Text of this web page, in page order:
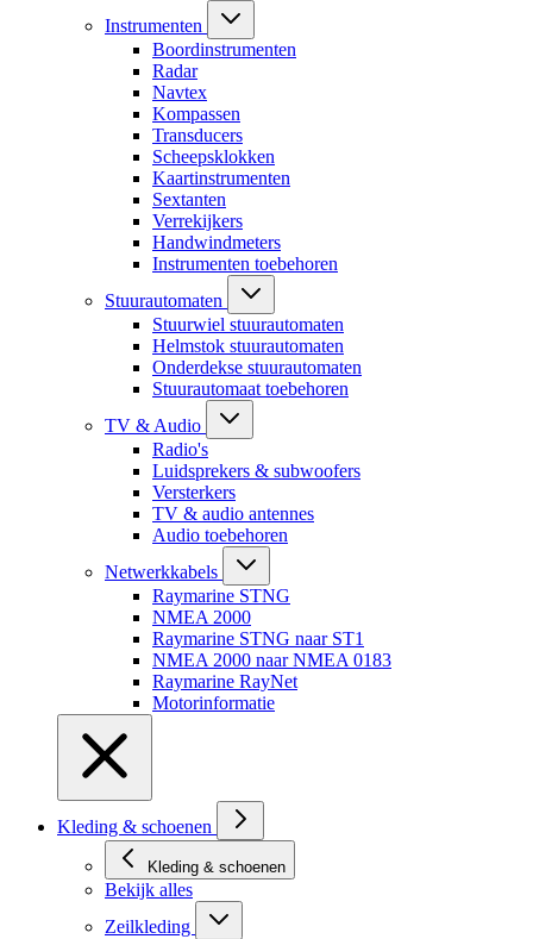
Instrumenten
Boordinstrumenten
Radar
Navtex
Kompassen
Transducers
Scheepsklokken
Kaartinstrumenten
Sextanten
Verrekijkers
Handwindmeters
Instrumenten toebehoren
Stuurautomaten
Stuurwiel stuurautomaten
Helmstok stuurautomaten
Onderdekse stuurautomaten
Stuurautomaat toebehoren
TV & Audio
Radio's
Luidsprekers & subwoofers
Versterkers
TV & audio antennes
Audio toebehoren
Netwerkkabels
Raymarine STNG
NMEA 2000
Raymarine STNG naar ST1
NMEA 2000 naar NMEA 0183
Raymarine RayNet
Motorinformatie
Kleding & schoenen
Kleding & schoenen
Bekijk alles
Zeilkleding